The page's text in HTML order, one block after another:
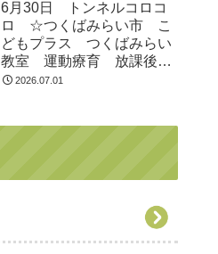
6月30日 トンネルコロコ
ロ ☆つくばみらい市 こ
どもプラス つくばみらい
教室 運動療育 放課後等
デイサービス 発達支援
2026.07.01